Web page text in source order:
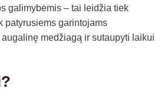
galimybėmis – tai leidžia tiek
patyrusiems garintojams
medžiagą ir sutaupyti laikui